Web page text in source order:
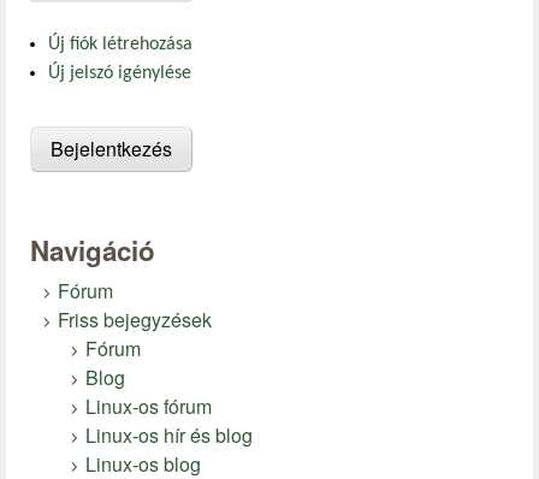
Új fiók létrehozása
Új jelszó igénylése
Navigáció
Fórum
Friss bejegyzések
Fórum
Blog
Linux-os fórum
Linux-os hír és blog
Linux-os blog